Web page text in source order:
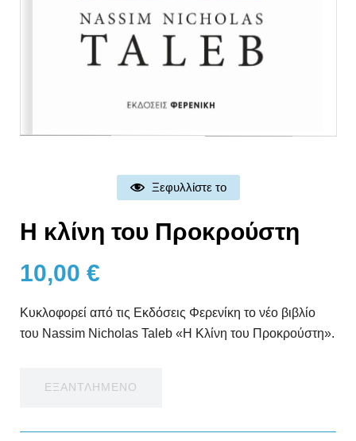
Ξεφυλλίστε το
Η κλίνη του Προκρούστη
10,00 €
Κυκλοφορεί από τις Εκδόσεις Φερενίκη το νέο βιβλίο
του Nassim Nicholas Taleb «Η Κλίνη του Προκρούστη».
ΕΞΑΝΤΛΗΜΕΝΟ